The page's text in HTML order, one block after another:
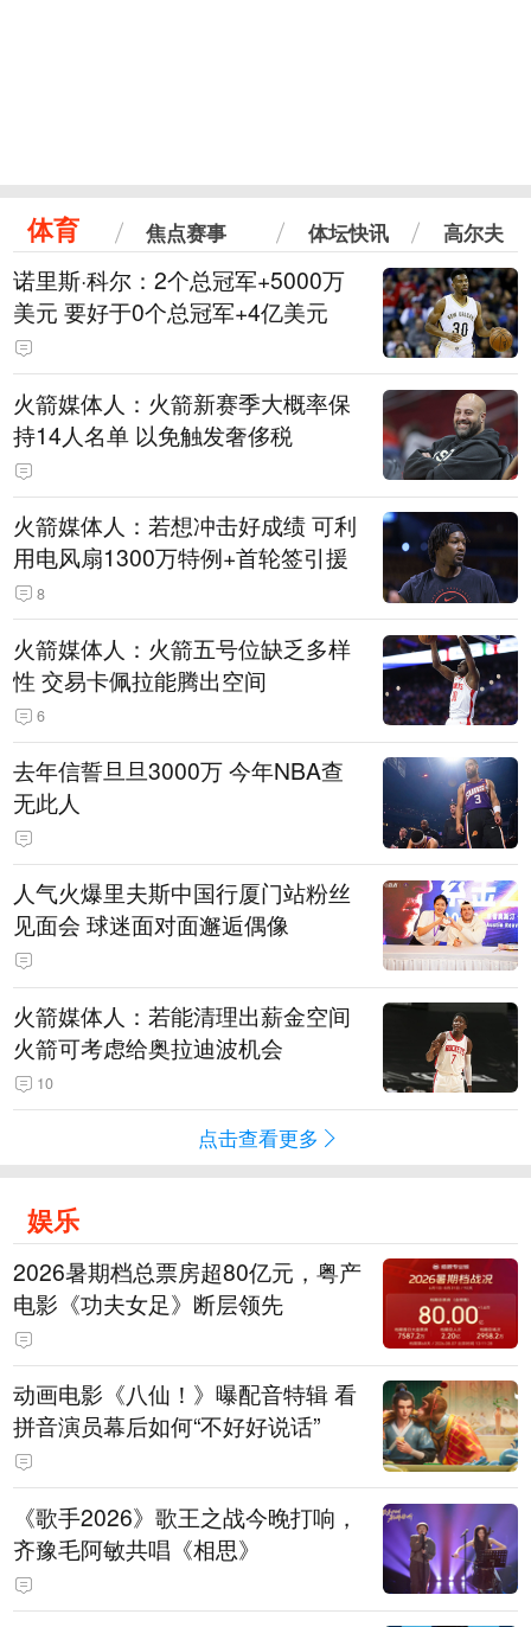
体育 焦点赛事 体坛快讯 高尔夫
诺里斯·科尔：2个总冠军+5000万
美元 要好于0个总冠军+4亿美元
火箭媒体人：火箭新赛季大概率保
持14人名单 以免触发奢侈税
火箭媒体人：若想冲击好成绩 可利
用电风扇1300万特例+首轮签引援
8
火箭媒体人：火箭五号位缺乏多样
性 交易卡佩拉能腾出空间
6
去年信誓旦旦3000万 今年NBA查
无此人
人气火爆里夫斯中国行厦门站粉丝
见面会 球迷面对面邂逅偶像
火箭媒体人：若能清理出薪金空间
火箭可考虑给奥拉迪波机会
10
点击查看更多
娱乐
2026暑期档总票房超80亿元，粤产
电影《功夫女足》断层领先
动画电影《八仙！》曝配音特辑 看
拼音演员幕后如何“不好好说话”
《歌手2026》歌王之战今晚打响，
齐豫毛阿敏共唱《相思》